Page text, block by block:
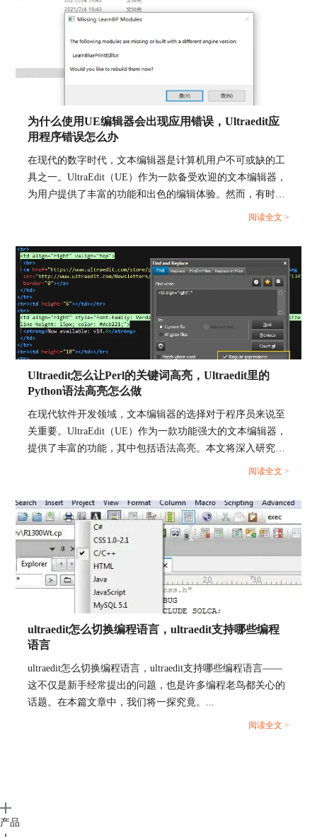
还提供了“HTML用户工具”、“Web”、“打开地址
例如，选择“Web”工具栏，那么该工具栏就
在“主”工具栏同一行位置显示出来。“工具栏”是可
以移动的，鼠标左键按住工具栏的左侧位置，可以
把它移动到“主”工具栏的下面或者上面。
图5：添加其他工具栏
新建“工具栏”
UltraEdit除了可以添加自带的四个工具栏外，还可
以让用户建立自己的工具栏。
在“定义”-“工具栏”选项界面，选择“新建”，“工具
条名称”一栏填写工具栏的名称（小编在这里填写
的是“应用程序”），然后点击“确定”，就建立了自
己的“应用程序工具栏”。工具栏建立好后，就可以
添加功能控件了。
图6：新建工具栏
小结
虽然现代菜单使用Ribbon功能区把功能控件直观的
呈现给用户，但传统菜单通过自定义“命令”以
及“工具栏”，也能让用户非常方便地使用功能控
为什么使用UE编辑器会出现应用错误，Ultraedit应
用程序错误怎么办
在现代的数字时代，文本编辑器是计算机用户不可或缺的工
具之一。UltraEdit（UE）作为一款备受欢迎的文本编辑器，
为用户提供了丰富的功能和出色的编辑体验。然而，有时用
户可能会遇到应用程序错误的问题，这不仅影响了工作效
会出现应用错误，Ultraedit应用程序错误怎么办。同时，我
们还将分享一些防止UE编辑器报错的实用技巧，以确保你的
编辑体验始终顺畅无阻。...
阅读全文 >
Ultraedit怎么让Perl的关键词高亮，Ultraedit里的
Python语法高亮怎么做
在现代软件开发领域，文本编辑器的选择对于程序员来说至
关重要。UltraEdit（UE）作为一款功能强大的文本编辑器，
提供了丰富的功能，其中包括语法高亮。本文将深入研究如
何在UltraEdit中实现Perl关键词的高亮显示，以及如何设置
的好处。让我们一起来学习这些有关UltraEdit的技巧和优
势。...
阅读全文 >
ultraedit怎么切换编程语言，ultraedit支持哪些编程
语言
ultraedit怎么切换编程语言，ultraedit支持哪些编程语言——
这不仅是新手经常提出的问题，也是许多编程老鸟都关心的
话题。在本篇文章中，我们将一探究竟。...
阅读全文 >
产品